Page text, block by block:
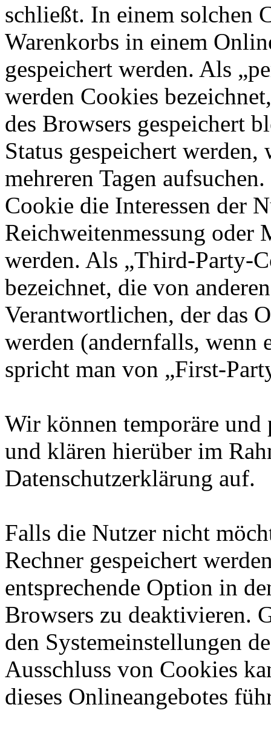
schließt. In einem solchen
Warenkorbs in einem
gespeichert werden. Als
werden Cookies
des Browsers gespeichert
Status gespeichert
mehreren Tagen
Cookie die Interessen der
Reichweitenmessung oder
werden. Als „Third-Party-
bezeichnet, die von
Verantwortlichen, der das
werden (andernfalls, wenn
spricht man von „First-
Wir können temporäre und
und klären hierüber im
Datenschutzerklärung auf.
Falls die Nutzer nicht
Rechner gespeichert
entsprechende Option in
Browsers zu deaktivieren.
den Systemeinstellungen
Ausschluss von Cookies
dieses Onlineangebotes